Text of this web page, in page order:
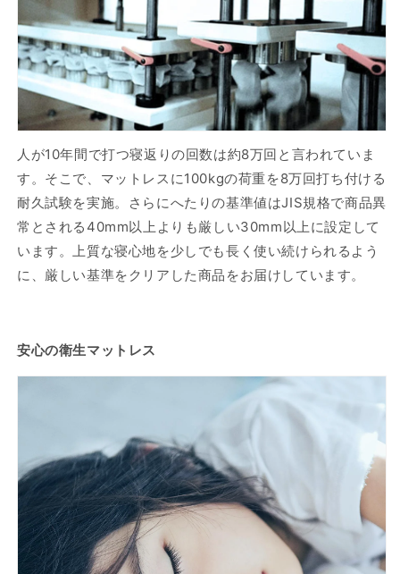
人が10年間で打つ寝返りの回数は約8万回と言われていま
す。そこで、マットレスに100kgの荷重を8万回打ち付ける
耐久試験を実施。さらにへたりの基準値はJIS規格で商品異
常とされる40mm以上よりも厳しい30mm以上に設定して
います。上質な寝心地を少しでも長く使い続けられるよう
に、厳しい基準をクリアした商品をお届けしています。
安心の衛生マットレス